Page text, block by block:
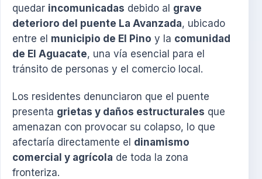
quedar incomunicadas debido al grave
deterioro del puente La Avanzada, ubicado
entre el municipio de El Pino y la comunidad
de El Aguacate, una vía esencial para el
tránsito de personas y el comercio local.
Los residentes denunciaron que el puente
presenta grietas y daños estructurales que
amenazan con provocar su colapso, lo que
afectaría directamente el dinamismo
comercial y agrícola de toda la zona
fronteriza.